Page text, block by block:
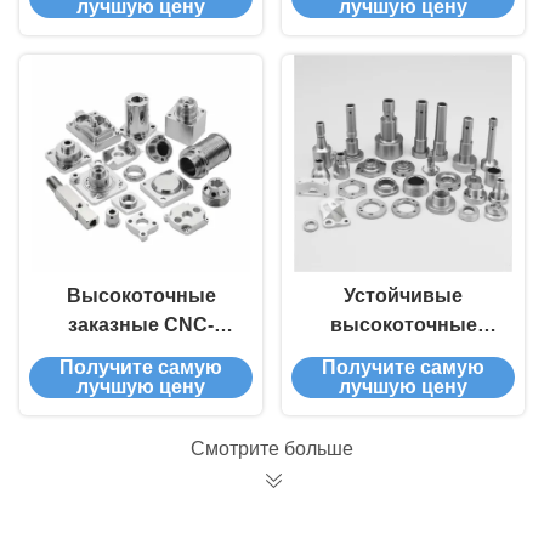
надежных
применений
лучшую цену
лучшую цену
Высокоточные
заказные CNC-
обрабатывающие
детали с
размерами и
Получите самую
лучшую цену
Устойчивые
высокоточные
заказные станковые
CNC-детали для
электронической
Получите самую
лучшую цену
Смотрите больше